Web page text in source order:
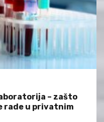
– zašto
rade u privatnim